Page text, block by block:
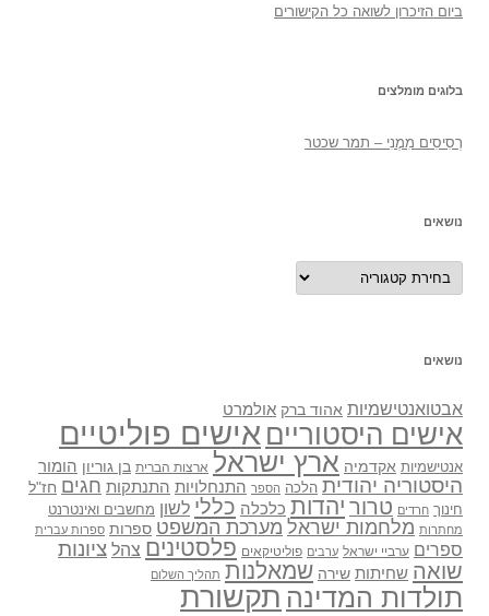
ביום הזיכרון לשואה כל הקישורים
בלוגים מומלצים
רְסִיסִים מִמֶנִי – תמר שכטר
נושאים
נושאים
נושאים
אבטואנטישמיות אהוד ברק אולמרט
אישים היסטוריים אישים פוליטיים
אנטישמיות אקדמיה ארץ ישראל ארצות הברית בן גוריון הומור
היסטוריה יהודית הלכה הספר התנחלויות התנתקות חגים חז"ל
חינוך חרדים טרור יהדות כלכלה כללי לשון מחשבים ואינטרנט
מחתרות מלחמות ישראל מערכת המשפט ספרות ספרות עברית
ספרים ערביי ישראל ערבים פוליטיקאים פלסטינים צהל ציונות
שואה שחיתות שירה שמאלנות תהליך השלום
תולדות המדינה תקשורת